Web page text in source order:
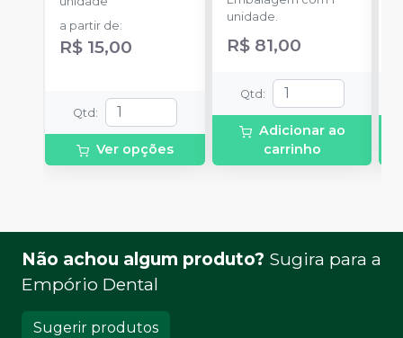
a partir de:
R$ 15,00
Qtd :
Ver opções
unidade.
R$ 81,00
Qtd :
Adicionar ao
carrinho
Não achou algum produto? Sugira para a
Empório Dental
Sugerir produtos